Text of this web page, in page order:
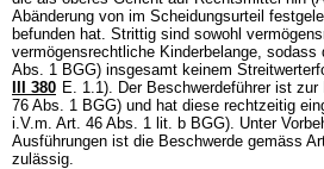
Abänderung von im Scheidungsurteil
befunden hat. Strittig sind sowohl
vermögensrechtliche Kinderbelange, sodass
Abs. 1 BGG) insgesamt keinem
III 380 E. 1.1). Der Beschwerdeführer ist
76 Abs. 1 BGG) und hat diese rechtzeitig
i.V.m. Art. 46 Abs. 1 lit. b BGG). Unter
Ausführungen ist die Beschwerde gemäss
zulässig.